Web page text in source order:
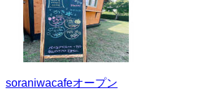
soraniwacafeオープン